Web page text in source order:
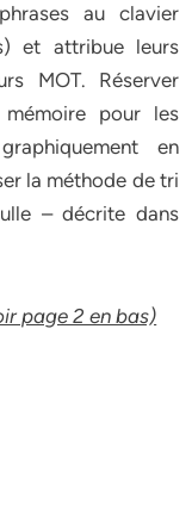
au clavier
et attribue leurs
MOT. Réserver
mémoire pour les
en
la méthode de tri
– décrite dans
page 2 en bas)